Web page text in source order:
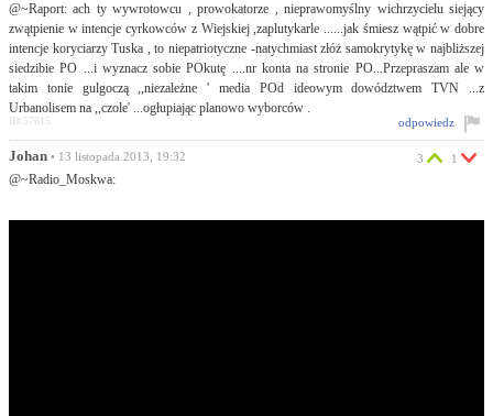
@~Raport: ach ty wywrotowcu , prowokatorze , nieprawomyślny wichrzycielu siejący
zwątpienie w intencje cyrkowców z Wiejskiej ,zaplutykarle ......jak śmiesz wątpić w dobre
intencje koryciarzy Tuska , to niepatriotyczne -natychmiast złóż samokrytykę w najbliższej
siedzibie PO ...i wyznacz sobie POkutę ....nr konta na stronie PO...Przepraszam ale w
takim tonie gulgoczą ,,niezależne ' media POd ideowym dowództwem TVN ...z
Urbanolisem na ,,czole' ...ogłupiając planowo wyborców .
odpowiedz
ID:57615
Johan • 13 listopada 2013, 19:32
@~Radio_Moskwa:
3 1